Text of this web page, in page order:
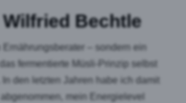
Bechtle
Ernährungsberater – sondern ein
fermentierte Müsli-Prinzip selbst
den letzten Jahren habe ich damit
mein Energielevel